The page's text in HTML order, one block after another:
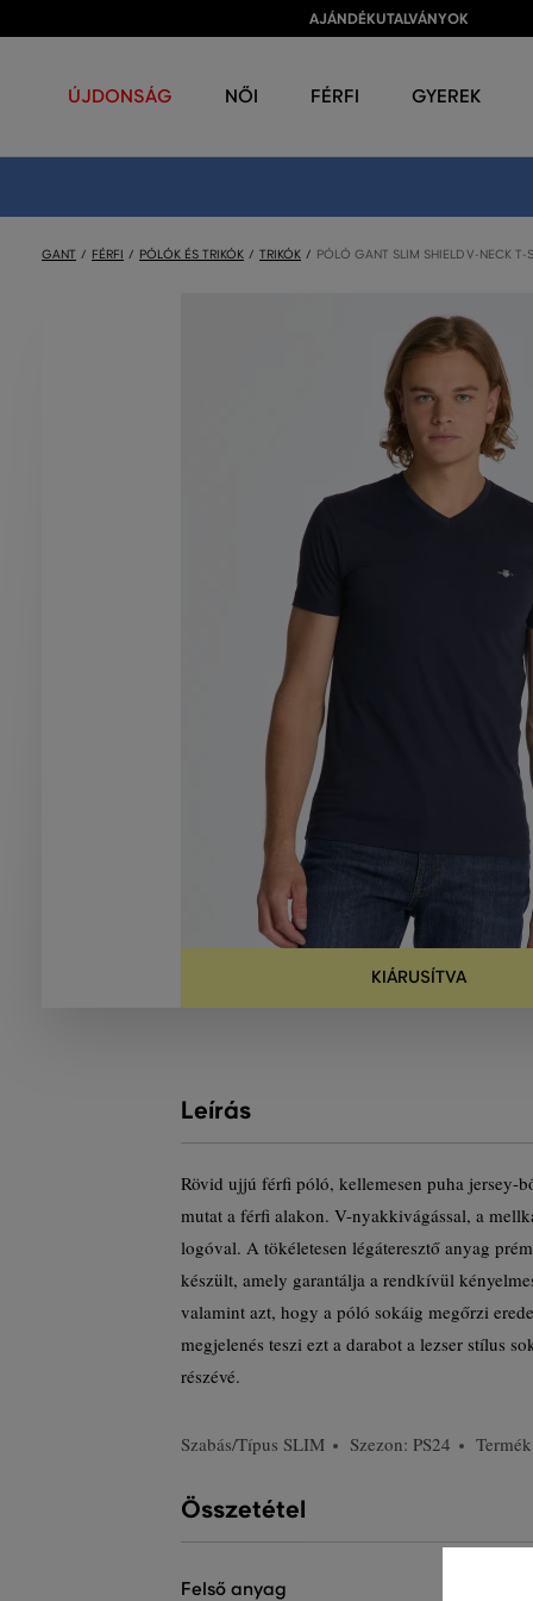
AJÁNDÉKUTALVÁNYOK
ÚJDONSÁG NŐI FÉRFI GYEREK
GANT FÉRFI PÓLÓK ÉS TRIKÓK TRIKÓK PÓLÓ GANT SLIM SHIELD V-NECK T-
KIÁRUSÍTVA
Leírás
Rövid ujjú férfi póló, kellemesen puha jersey-
mutat a férfi alakon. V-nyakkivágással, a
logóval. A tökéletesen légáteresztő anyag
készült, amely garantálja a rendkívül
valamint azt, hogy a póló sokáig megőrzi
megjelenés teszi ezt a darabot a lezser stílus
részévé.
Szabás/Típus SLIM Szezon: PS24
Összetétel
felső anyag